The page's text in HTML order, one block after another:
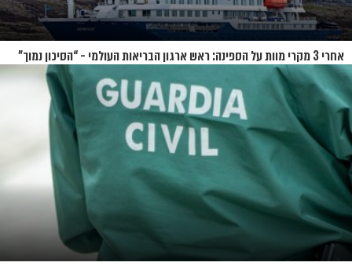
אחרי 3 מקרי מוות על הספינה: ראש ארגון הבריאות העולמי - “הסיכון נמוך”